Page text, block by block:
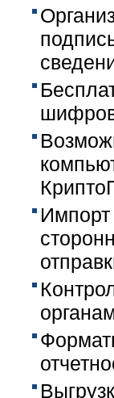
Импорт